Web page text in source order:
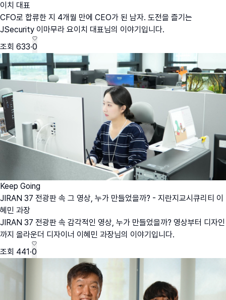
이치 대표
CFO로 합류한 지 4개월 만에 CEO가 된 남자. 도전을 즐기는
JSecurity 이마무라 요이치 대표님의 이야기입니다.
조회 633·0
Keep Going
JIRAN 37 전광판 속 그 영상, 누가 만들었을까? - 지란지교시큐리티 이
혜민 과장
JIRAN 37 전광판 속 감각적인 영상, 누가 만들었을까? 영상부터 디자인
까지 올라운더 디자이너 이혜민 과장님의 이야기입니다.
조회 441·0